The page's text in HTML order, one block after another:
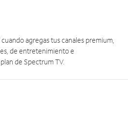
agregas tus canales premium,
de entretenimiento e
de Spectrum TV.